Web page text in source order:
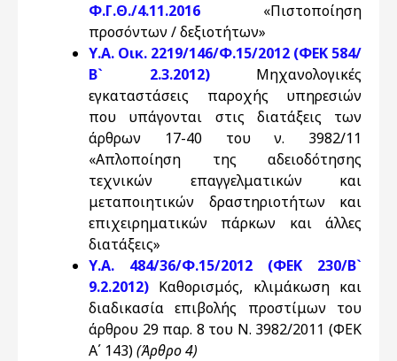
Φ.Γ.Θ./4.11.2016 «Πιστοποίηση
προσόντων / δεξιοτήτων»
Υ.Α. Οικ. 2219/146/Φ.15/2012 (ΦΕΚ 584/
Β` 2.3.2012)Μηχανολογικές
εγκαταστάσεις παροχής υπηρεσιών
που υπάγονται στις διατάξεις των
άρθρων 17-40 του ν. 3982/11
«Απλοποίηση της αδειοδότησης
τεχνικών επαγγελματικών και
μεταποιητικών δραστηριοτήτων και
επιχειρηματικών πάρκων και άλλες
διατάξεις»
Υ.Α. 484/36/Φ.15/2012 (ΦΕΚ 230/Β`
9.2.2012) Καθορισμός, κλιμάκωση και
διαδικασία επιβολής προστίμων του
άρθρου 29 παρ. 8 του Ν. 3982/2011 (ΦΕΚ
Α΄ 143)(Άρθρο 4)